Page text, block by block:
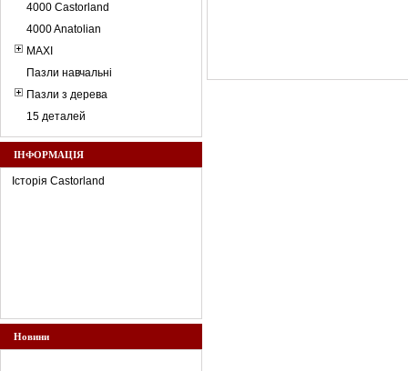
4000 Castorland
4000 Anatolian
MAXI
Пазли навчальні
Пазли з дерева
15 деталей
ІНФОРМАЦІЯ
Історія Castorland
Новини